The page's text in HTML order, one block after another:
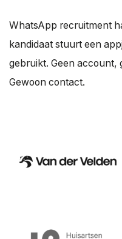
WhatsApp recruitment
kandidaat stuurt een
gebruikt. Geen account,
Gewoon contact.